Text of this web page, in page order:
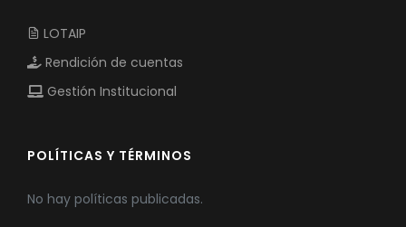
LOTAIP
Rendición de cuentas
Gestión Institucional
POLÍTICAS Y TÉRMINOS
No hay políticas publicadas.